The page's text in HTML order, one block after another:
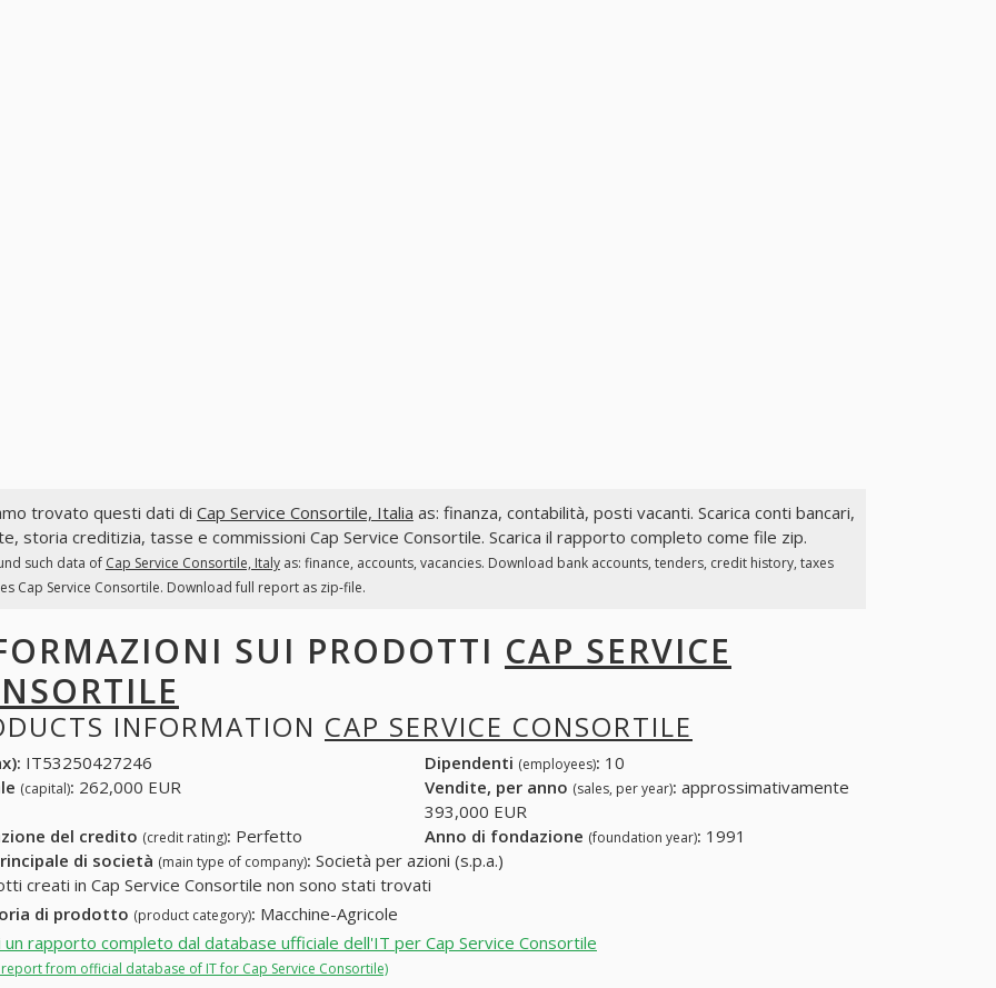
trovato questi dati di Cap Service Consortile, Italia as: finanza, contabilità, posti vacanti. Scarica conti bancari,
storia creditizia, tasse e commissioni Cap Service Consortile. Scarica il rapporto completo come file zip.
such data of Cap Service Consortile, Italyas: finance, accounts, vacancies. Download bank accounts, tenders, credit history, taxes
Cap Service Consortile. Download full report as zip-file.
SUI PRODOTTI CAP SERVICE
INFORMATION CAP SERVICE CONSORTILE
IT53250427246 Dipendenti (employees): 10
(capital): 262,000 EUR Vendite, per anno (sales, per year): approssimativamente
393,000 EUR
del credito (credit rating): Perfetto Anno di fondazione (foundation year): 1991
di società (main type of company): Società per azioni (s.p.a.)
creati in Cap Service Consortile non sono stati trovati
di prodotto (product category): Macchine-Agricole
rapporto completo dal database ufficiale dell'IT per Cap Service Consortile
from official database of IT for Cap Service Consortile)